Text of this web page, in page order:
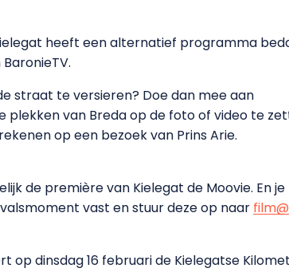
heeft een alternatief programma
straat te versieren? Doe dan mee aan
plekken van Breda op de foto of video te
op een bezoek van Prins Arie.
de première van Kielegat de Moovie. En
vast en stuur deze op naar
op dinsdag 16 februari de Kielegatse